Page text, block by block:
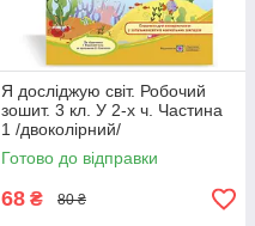
Я досліджую світ. Робочий
зошит. 3 кл. У 2-х ч. Частина
1 /двоколірний/
Готово до відправки
68 ₴ 80 ₴